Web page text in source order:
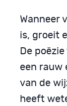
Wanneer
is, groeit
De
een rauw
van de
heeft